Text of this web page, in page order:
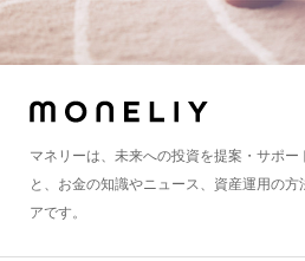
マネリーは、未来への投資を提案・サポ
と、お金の知識やニュース、資産運用の
アです。